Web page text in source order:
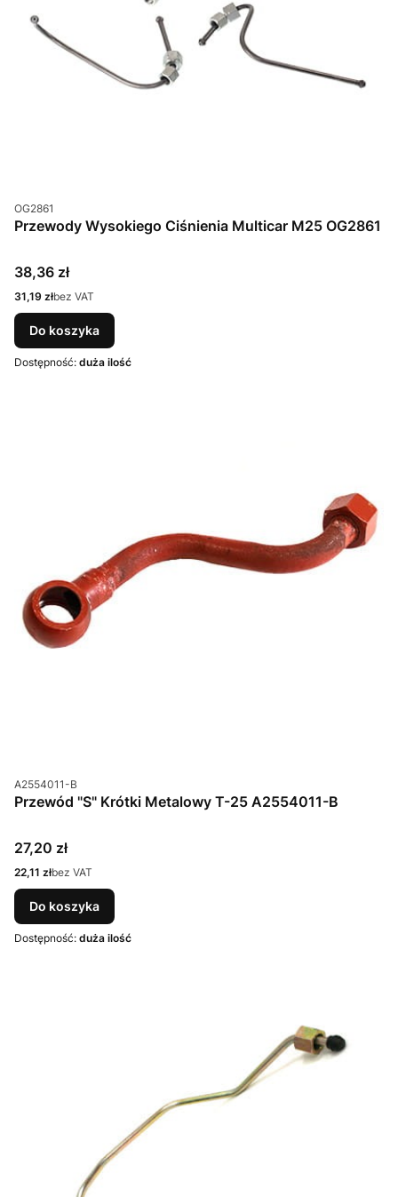
Kod produktu
OG2861
Przewody Wysokiego Ciśnienia Multicar M25 OG2861
Cena
38,36 zł
Cena
31,19 złbez VAT
Do koszyka
Dostępność: duża ilość
Kod produktu
A2554011-B
Przewód "S" Krótki Metalowy T-25 A2554011-B
Cena
27,20 zł
Cena
22,11 złbez VAT
Do koszyka
Dostępność: duża ilość